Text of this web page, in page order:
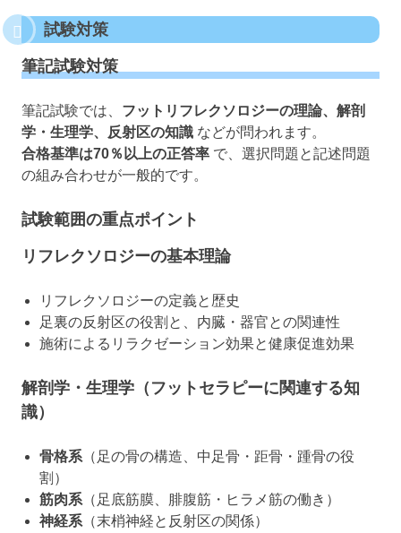
試験対策
筆記試験対策
筆記試験では、 フットリフレクソロジーの理論、解剖
学・生理学、反射区の知識 などが問われます。
合格基準は70％以上の正答率 で、選択問題と記述問題
の組み合わせが一般的です。
試験範囲の重点ポイント
リフレクソロジーの基本理論
リフレクソロジーの定義と歴史
足裏の反射区の役割と、内臓・器官との関連性
施術によるリラクゼーション効果と健康促進効果
解剖学・生理学（フットセラピーに関連する知
識）
骨格系 （足の骨の構造、中足骨・距骨・踵骨の役
割）
筋肉系 （足底筋膜、腓腹筋・ヒラメ筋の働き）
神経系 （末梢神経と反射区の関係）